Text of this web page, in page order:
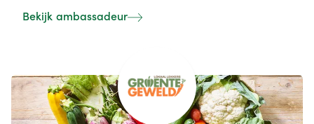
producten rechtstreeks aan de eindklant. In onze
Bekijk ambassadeur